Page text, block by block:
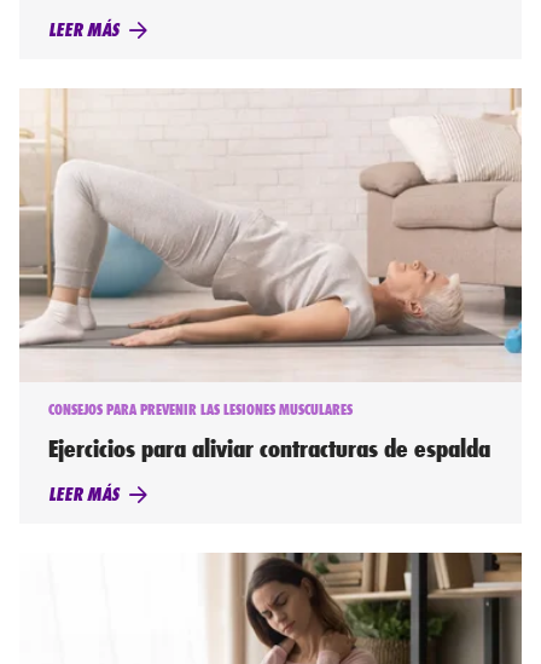
LEER MÁS
CONSEJOS PARA PREVENIR LAS LESIONES MUSCULARES
Ejercicios para aliviar contracturas de espalda
LEER MÁS